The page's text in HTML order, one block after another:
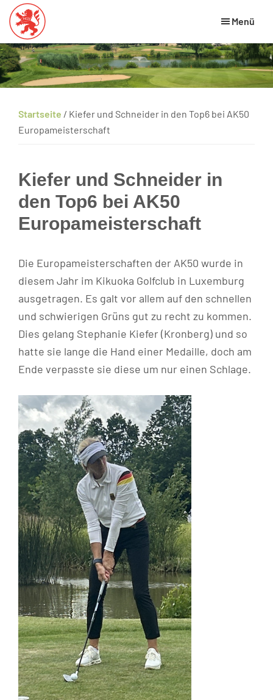
Skip
to
main
content
Zur
Hauptsidebar
springen
Zur
Fußzeile
springen
Hessischer
Golfverband
HGV
Website
Menü
Startseite / Kiefer und Schneider in den Top6 bei AK50
Europameisterschaft
Kiefer und Schneider in
den Top6 bei AK50
Europameisterschaft
Die Europameisterschaften der AK50 wurde in
diesem Jahr im Kikuoka Golfclub in Luxemburg
ausgetragen. Es galt vor allem auf den schnellen
und schwierigen Grüns gut zu recht zu kommen.
Dies gelang Stephanie Kiefer (Kronberg) und so
hatte sie lange die Hand einer Medaille, doch am
Ende verpasste sie diese um nur einen Schlage.